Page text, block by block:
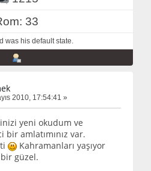
33
was his default state.
2010, 17:54:41 »
yeni okudum ve
amlatımınız var.
Kahramanları yaşıyor
bir güzel.